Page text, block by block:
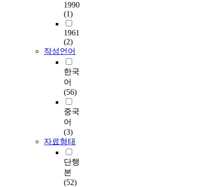
1990
(1)
1961
(2)
작성언어
한국
어
(56)
중국
어
(3)
자료형태
단행
본
(52)